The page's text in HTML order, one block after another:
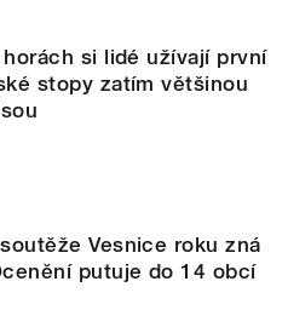
si lidé užívají první
stopy zatím většinou
Vesnice roku zná
putuje do 14 obcí